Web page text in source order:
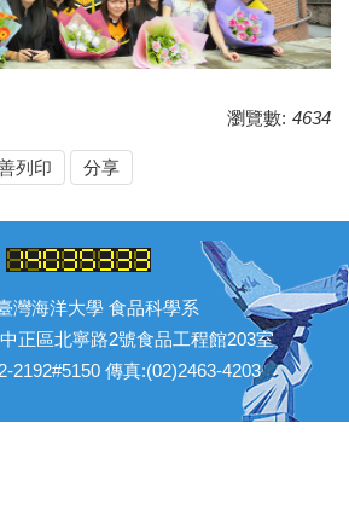
瀏覽數: 4634
列印 分享
灣海洋大學 食品科學系
正區北寧路2號食品工程館203室
2192#5150 傳真:(02)2463-4203